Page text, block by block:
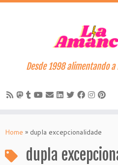
to
Desde 1998 alimentando
Home » dupla excepcionalidade
dupla